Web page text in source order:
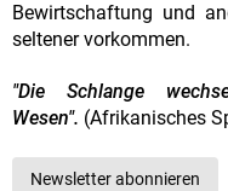
Bewirtschaftung und
seltener vorkommen.
"Die Schlange
Wesen". (Afrikanisches
Newsletter abonnieren